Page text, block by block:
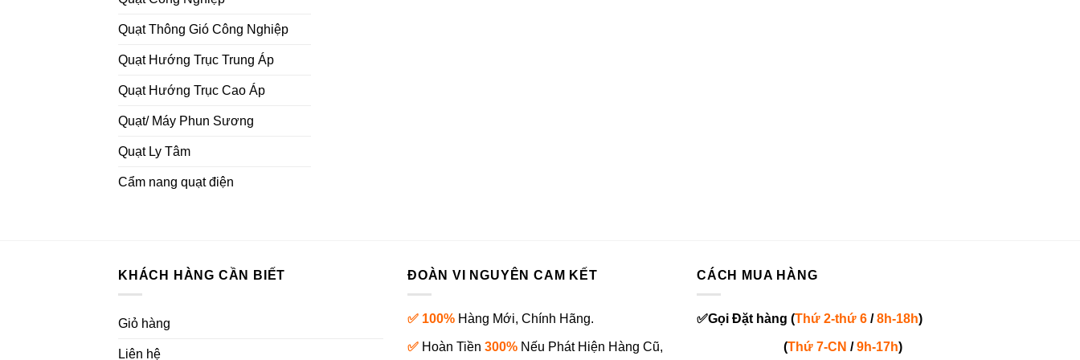
Quạt Thông Gió Công Nghiệp
Quạt Hướng Trục Trung Áp
Quạt Hướng Trục Cao Áp
Quạt/ Máy Phun Sương
Quạt Ly Tâm
Cẩm nang quạt điện
KHÁCH HÀNG CẦN BIẾT
Giỏ hàng
Liên hệ
ĐOÀN VI NGUYÊN CAM KẾT
✅ 100% Hàng Mới, Chính Hãng.
✅ Hoàn Tiền 300% Nếu Phát Hiện Hàng Cũ,
CÁCH MUA HÀNG
✅Gọi Đặt hàng (Thứ 2-thứ 6 /8h-18h)
(Thứ 7-CN /9h-17h)